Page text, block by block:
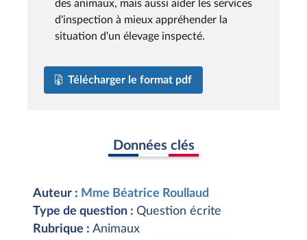
des animaux, mais aussi aider les services
d'inspection à mieux appréhender la
situation d'un élevage inspecté.
Télécharger le format pdf
Données clés
Auteur : Mme Béatrice Roullaud
Type de question : Question écrite
Rubrique : Animaux